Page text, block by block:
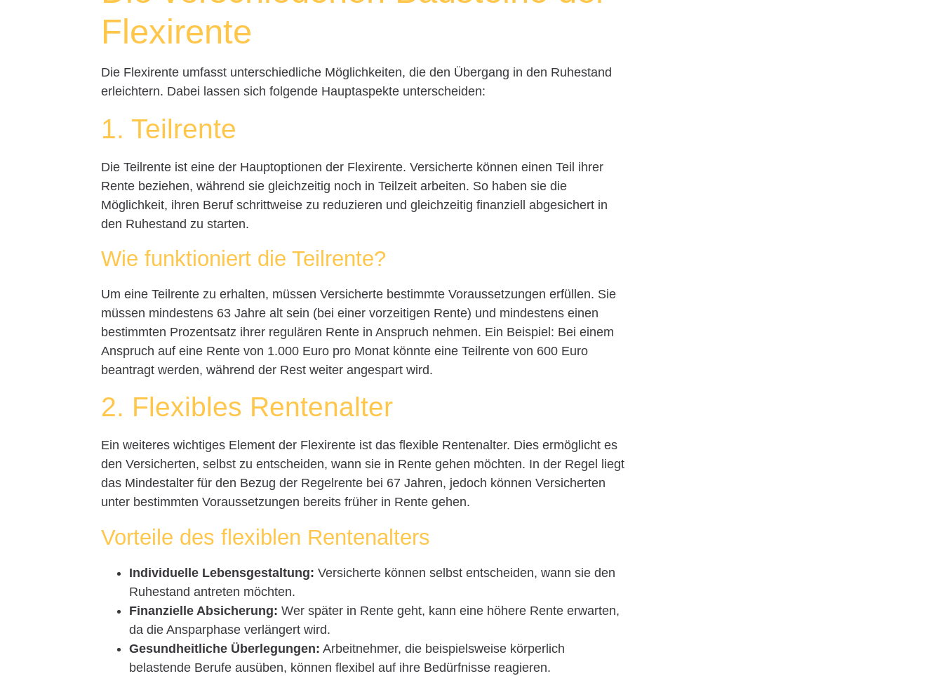
Flexirente
Die Flexirente umfasst unterschiedliche Möglichkeiten, die den Übergang in den Ruhestand
erleichtern. Dabei lassen sich folgende Hauptaspekte unterscheiden:
1. Teilrente
Die Teilrente ist eine der Hauptoptionen der Flexirente. Versicherte können einen Teil ihrer
Rente beziehen, während sie gleichzeitig noch in Teilzeit arbeiten. So haben sie die
Möglichkeit, ihren Beruf schrittweise zu reduzieren und gleichzeitig finanziell abgesichert in
den Ruhestand zu starten.
Wie funktioniert die Teilrente?
Um eine Teilrente zu erhalten, müssen Versicherte bestimmte Voraussetzungen erfüllen. Sie
müssen mindestens 63 Jahre alt sein (bei einer vorzeitigen Rente) und mindestens einen
bestimmten Prozentsatz ihrer regulären Rente in Anspruch nehmen. Ein Beispiel: Bei einem
Anspruch auf eine Rente von 1.000 Euro pro Monat könnte eine Teilrente von 600 Euro
beantragt werden, während der Rest weiter angespart wird.
2. Flexibles Rentenalter
Ein weiteres wichtiges Element der Flexirente ist das flexible Rentenalter. Dies ermöglicht es
den Versicherten, selbst zu entscheiden, wann sie in Rente gehen möchten. In der Regel liegt
das Mindestalter für den Bezug der Regelrente bei 67 Jahren, jedoch können Versicherten
unter bestimmten Voraussetzungen bereits früher in Rente gehen.
Vorteile des flexiblen Rentenalters
Individuelle Lebensgestaltung: Versicherte können selbst entscheiden, wann sie den
Ruhestand antreten möchten.
Finanzielle Absicherung: Wer später in Rente geht, kann eine höhere Rente erwarten,
da die Ansparphase verlängert wird.
Gesundheitliche Überlegungen: Arbeitnehmer, die beispielsweise körperlich
belastende Berufe ausüben, können flexibel auf ihre Bedürfnisse reagieren.